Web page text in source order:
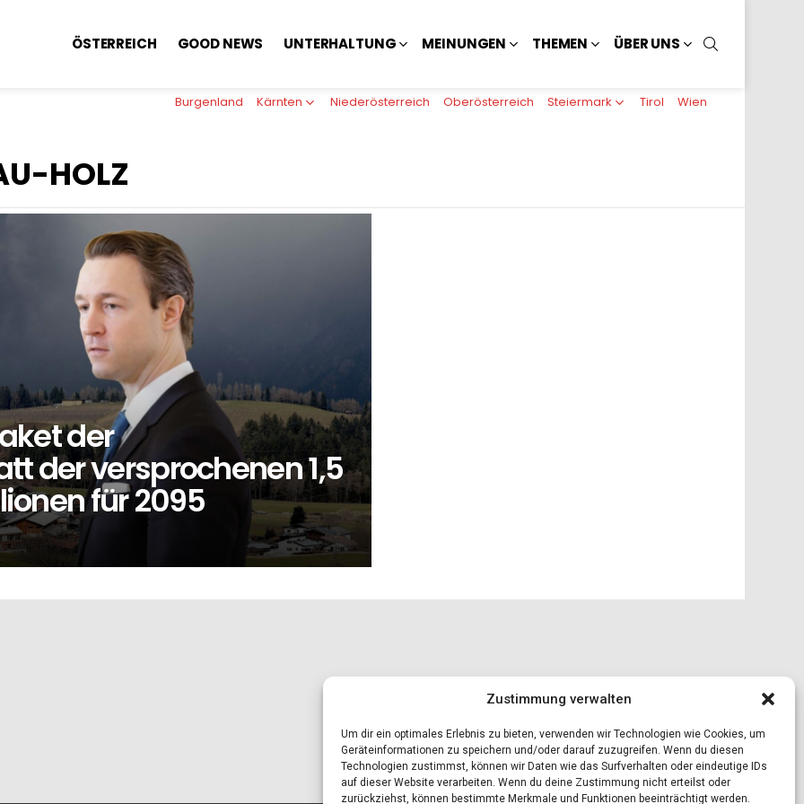
Zustimmung verwalten
Um dir ein optimales Erlebnis zu bieten, verwenden wir Technologien wie Cookies, um
Geräteinformationen zu speichern und/oder darauf zuzugreifen. Wenn du diesen
Technologien zustimmst, können wir Daten wie das Surfverhalten oder eindeutige IDs
auf dieser Website verarbeiten. Wenn du deine Zustimmung nicht erteilst oder
zurückziehst, können bestimmte Merkmale und Funktionen beeinträchtigt werden.
ÖSTERREICH GOOD NEWS UNTERHALTUNG MEINUNGEN THEMEN ÜBER UNS
Burgenland Kärnten Niederösterreich Oberösterreich Steiermark Tirol Wien
HOLZ
der
der versprochenen 1,5
für 2095